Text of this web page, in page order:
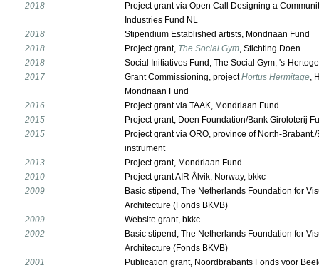
2018
Project grant via Open Call Designing a
Industries Fund NL
2018
Stipendium Established artists, Mondriaan Fund
2018
Project grant, The Social Gym, Stichting Doen
2018
Social Initiatives Fund, The Social Gym, 's-
2017
Grant Commissioning, projectHortus Hermitage,
Mondriaan Fund
2016
Project grant via TAAK, Mondriaan Fund
2015
Project grant, Doen Foundation/Bank Giroloterij
2015
Project grant via ORO, province of North-
instrument
2013
Project grant, Mondriaan Fund
2010
Project grant AIR Ålvik, Norway, bkkc
2009
Basic stipend, The Netherlands Foundation for
Architecture (Fonds BKVB)
2009
Website grant, bkkc
2002
Basic stipend, The Netherlands Foundation for
Architecture (Fonds BKVB)
2001
Publication grant, Noordbrabants Fonds voor